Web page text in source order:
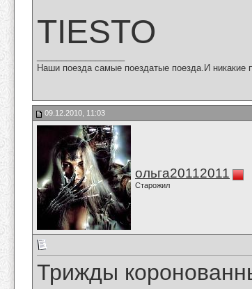
TIESTO
Наши поезда самые поездатые поезда.И никакие
09.12.2010, 11:03
ольга20112011
Старожил
Трижды